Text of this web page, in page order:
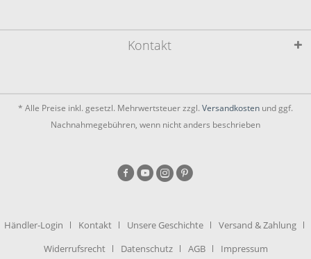
Kontakt
* Alle Preise inkl. gesetzl. Mehrwertsteuer zzgl. Versandkosten und ggf.
Nachnahmegebühren, wenn nicht anders beschrieben
Händler-Login Kontakt Unsere Geschichte
Versand & Zahlung
Widerrufsrecht
Datenschutz AGB
Impressum